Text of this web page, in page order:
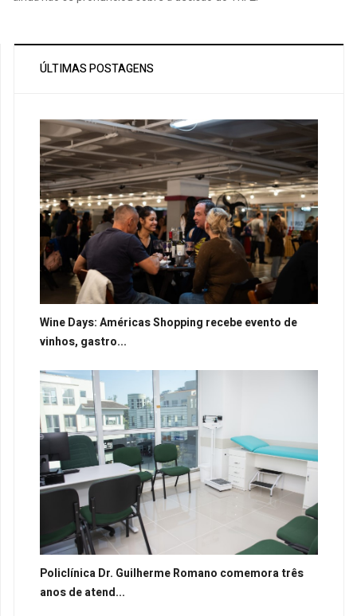
ÚLTIMAS POSTAGENS
Wine Days: Américas Shopping recebe evento de
vinhos, gastro...
Policlínica Dr. Guilherme Romano comemora três
anos de atend...